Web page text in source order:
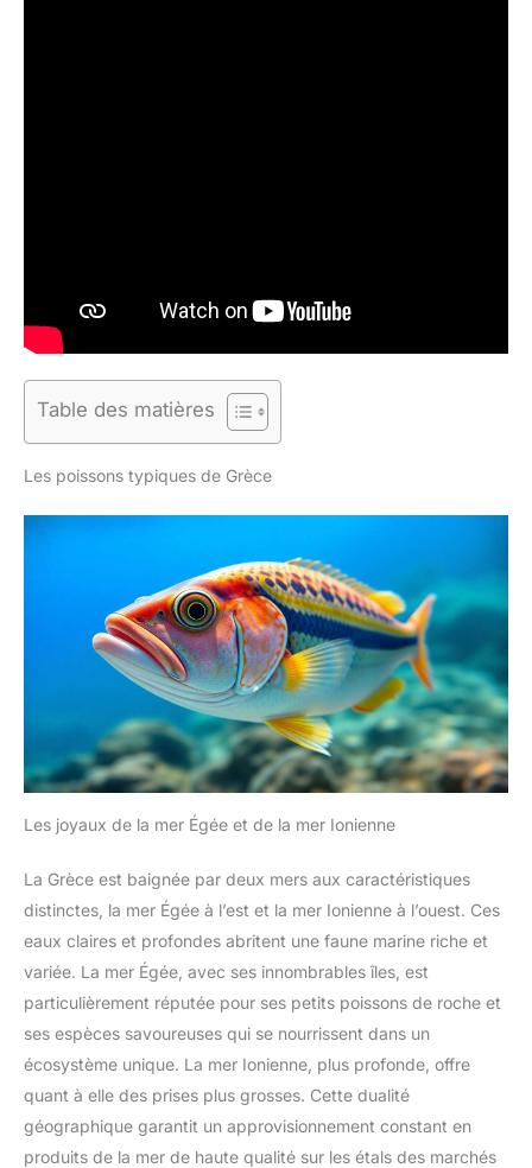
Table des matières
Les poissons typiques de Grèce
Les joyaux de la mer Égée et de la mer Ionienne
La Grèce est baignée par deux mers aux caractéristiques
distinctes, la mer Égée à l’est et la mer Ionienne à l’ouest. Ces
eaux claires et profondes abritent une faune marine riche et
variée. La mer Égée, avec ses innombrables îles, est
particulièrement réputée pour ses petits poissons de roche et
ses espèces savoureuses qui se nourrissent dans un
écosystème unique. La mer Ionienne, plus profonde, offre
quant à elle des prises plus grosses. Cette dualité
géographique garantit un approvisionnement constant en
produits de la mer de haute qualité sur les étals des marchés